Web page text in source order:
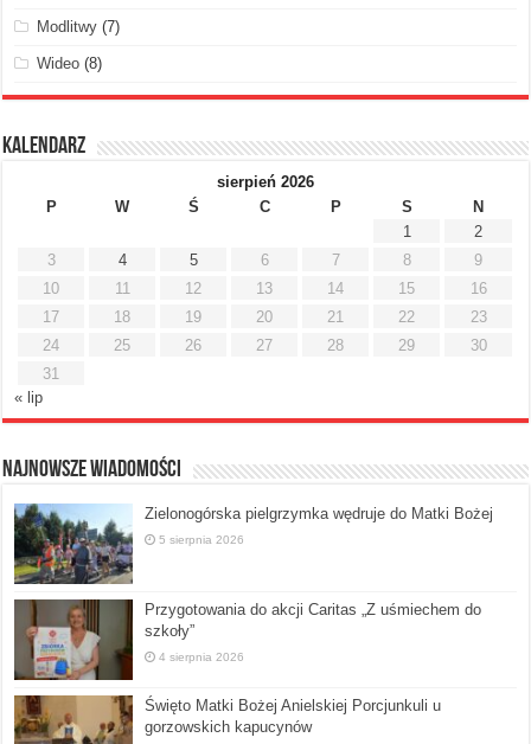
Modlitwy (7)
Wideo (8)
Kalendarz
sierpień 2026
P
W Ś C P S
N
1
2
3
4 5 6 7 8
9
10
11 12 13 14 15
16
17
18 19 20 21 22
23
24
25 26 27 28 29
30
31
« lip
Najnowsze Wiadomości
Zielonogórska pielgrzymka wędruje do Matki Bożej
5 sierpnia 2026
Przygotowania do akcji Caritas „Z uśmiechem do
szkoły”
4 sierpnia 2026
Święto Matki Bożej Anielskiej Porcjunkuli u
gorzowskich kapucynów